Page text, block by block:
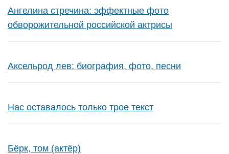
Ангелина стречина: эффектные фото
обворожительной российской актрисы
Аксельрод лев: биография, фото, песни
Нас оставалось только трое текст
Бёрк, том (актёр)